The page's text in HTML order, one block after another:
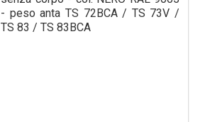
- peso anta TS 72BCA / TS 73V /
TS 83 / TS 83BCA